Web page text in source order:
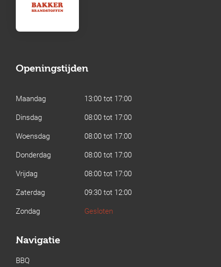
Openingstijden
Maandag
13:00 tot 17:00
Dinsdag
08:00 tot 17:00
Woensdag
08:00 tot 17:00
Donderdag
08:00 tot 17:00
Vrijdag
08:00 tot 17:00
Zaterdag
09:30 tot 12:00
Zondag
Gesloten
Navigatie
BBQ